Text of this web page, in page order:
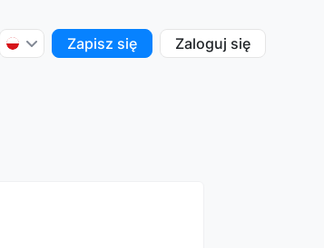
Zapisz się Zaloguj się